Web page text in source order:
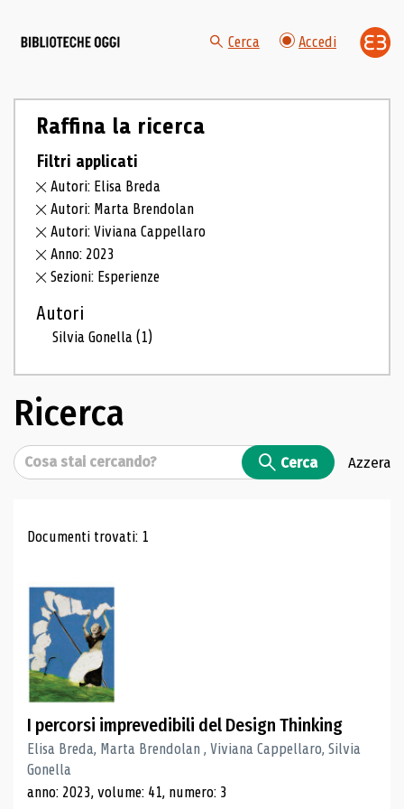
Cerca Accedi
Raffina la ricerca
Filtri applicati
Autori: Elisa Breda
Autori: Marta Brendolan
Autori: Viviana Cappellaro
Anno: 2023
Sezioni: Esperienze
Autori
Silvia Gonella(1)
Ricerca
Cerca Cerca Azzera
Risultati di ricerca
Documenti trovati: 1
I percorsi imprevedibili del Design Thinking
Elisa Breda, Marta Brendolan , Viviana Cappellaro, Silvia
Gonella
anno: 2023, volume: 41, numero: 3